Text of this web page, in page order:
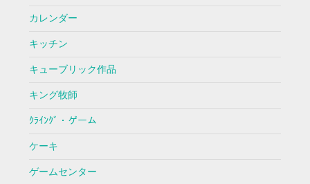
カレンダー
キッチン
キューブリック作品
キング牧師
ｸﾗｲﾝｸﾞ・ゲーム
ケーキ
ゲームセンター